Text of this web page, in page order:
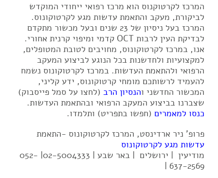
המרכז לקרטוקנוס הוא מרכז רפואי ייחודי המוקדש
לביקורת, מעקב והתאמת עדשות מגע לקרטוקונוס.
המרכז בעל ניסיון של 23 שנים ובעל מכשור מתקדם
לבדיקת העין לרבות OCT קדמי ומיפוי קרנית אחורי.
אנו, במרכז לקרטוקונוס, מחויבים לטובת המטופלים,
למקצועיות ולחדשנות בכל הנוגע לביצוע המעקב
הרפואי ולהתאמת העדשות. במרכז לקרטוקונוס נשמח
להעמיד לרשותכם מומחי קרטוקונוס, ידע קליני,
המכשור החדשני והנסיון הרב (לחצו על סמל פייסבוק)
שצברנו בביצוע המעקב הרפואי ובהתאמת העדשות.
כנסו למאמרים (חפשו בתפריט) ותלמדו.
פרופ' ניר ארדינסט, המרכז לקרטוקונוס -התאמת
עדשות מגע לקרטוקונוס
מודיעין | ירושלים | באר שבע | 02-5004333| 052-
637-2569 |